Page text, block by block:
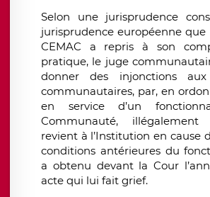
Selon une jurisprudence
jurisprudence européenne que
CEMAC a repris à son
pratique, le juge
donner des injonctions aux
communautaires, par, en
en service d’un
Communauté,
revient à l’Institution en cause
conditions antérieures du
a obtenu devant la Cour
acte qui lui fait grief.